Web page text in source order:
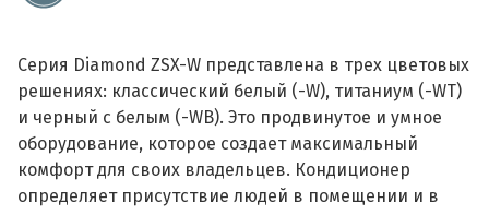
Серия Diamond ZSX-W представлена в трех цветовых
решениях: классический белый (-W), титаниум (-WT)
и черный с белым (-WB). Это продвинутое и умное
оборудование, которое создает максимальный
комфорт для своих владельцев. Кондиционер
определяет присутствие людей в помещении и в